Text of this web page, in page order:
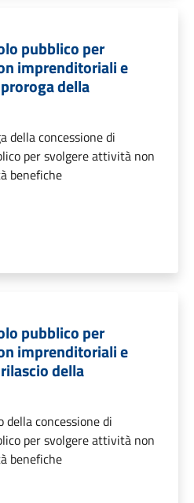
pubblico per
imprenditoriali e
della
della concessione di
per svolgere attività non
benefiche
pubblico per
imprenditoriali e
della
concessione di
per svolgere attività non
benefiche